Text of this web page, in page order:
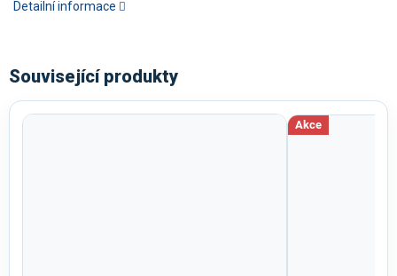
Detailní informace
Související produkty
Akce